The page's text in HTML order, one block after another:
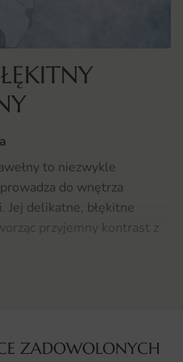
to niezwykle
do wnętrza
Jej delikatne, błękitne
przyjemny kontrast z
centralnym punktem
ZADOWOLONYCH